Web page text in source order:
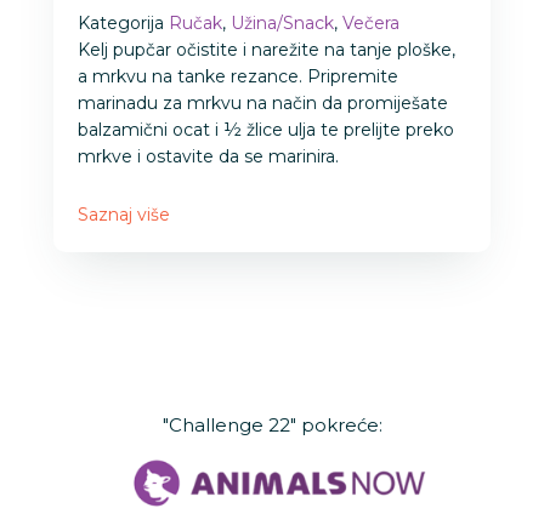
Kategorija Ručak, Užina/Snack, Večera
Kelj pupčar očistite i narežite na tanje ploške,
a mrkvu na tanke rezance. Pripremite
marinadu za mrkvu na način da promiješate
balzamični ocat i ½ žlice ulja te prelijte preko
mrkve i ostavite da se marinira.
Saznaj više
"Challenge 22" pokreće: